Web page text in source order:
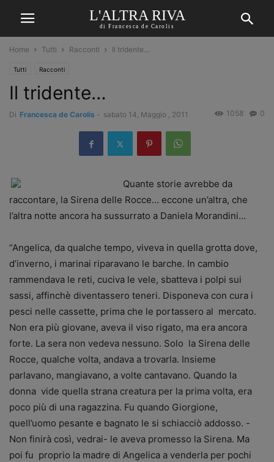
L'ALTRA RIVA
di Francesca de Carolis
Home Tutti Racconti Il tridente…
Tutti Racconti
Il tridente…
Di Francesca de Carolis - sabato 14, Maggio , 2011 0
1058
Quante storie avrebbe da
raccontare, la Sirena delle Rocce… eccone un’altra, che
l’altra notte ancora ha sussurrato a Daniela Morandini…
“Angelica, da qualche tempo, viveva in quella grotta dove,
d’inverno, i marinai riparavano le barche. In cambio
rammendava le reti, cuciva le vele, sbatteva i polpi sui
sassi, affinchè diventassero teneri. Disponeva con cura i
pesci nelle cassette, prima che le portassero al mercato.
Non era più giovane, aveva il viso rigato, ma era ancora
forte. La sera non vedeva nessuno. Solo la Sirena delle
Rocce, qualche volta, andava a trovarla. Insieme
parlavano, mangiavano, a volte cantavano. Quando la
donna vide quella strana creatura per la prima volta, era
poco più di una ragazzina. Fu quando Giorgione,
quell’uomo pesante e bagnato le si schiacciò addosso. -
Non finirà così, vedrai- le aveva promesso la Sirena. Ma
poi fu proprio la madre di Angelica a venderla per pochi